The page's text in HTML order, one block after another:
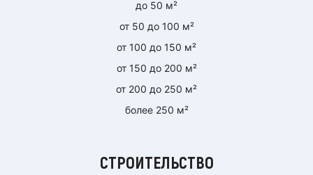
до 50 м²
от 50 до 100 м²
от 100 до 150 м²
от 150 до 200 м²
от 200 до 250 м²
более 250 м²
СТРОИТЕЛЬСТВО